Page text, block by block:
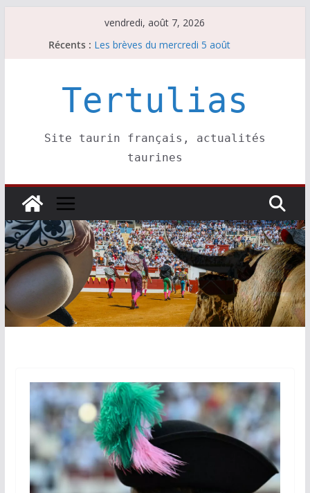
vendredi, août 7, 2026
Récents : Les brèves du jeudi 6 août
Escalafón 2026 – matadors de toros-
Escalafón 2026 – novilleros –
Tertulias
Site taurin français, actualités
taurines